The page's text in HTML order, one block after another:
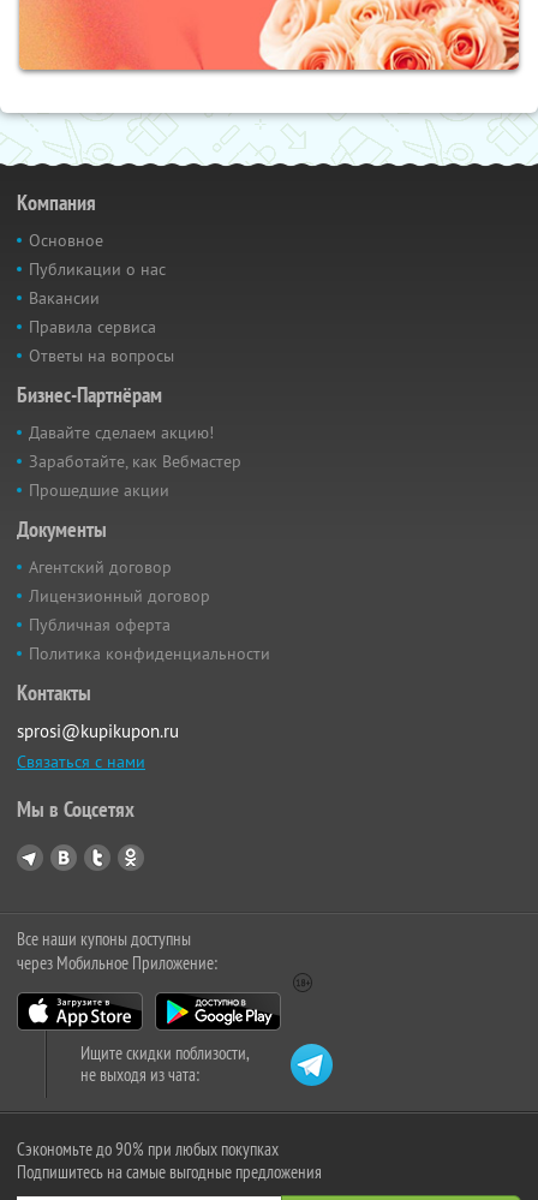
Компания
Основное
Публикации о нас
Вакансии
Правила сервиса
Ответы на вопросы
Бизнес-Партнёрам
Давайте сделаем акцию!
Заработайте, как Вебмастер
Прошедшие акции
Документы
Агентский договор
Лицензионный договор
Публичная оферта
Политика конфиденциальности
Контакты
sprosi@kupikupon.ru
Связаться с нами
Мы в Соцсетях
Все наши купоны доступны
через Мобильное Приложение:
Ищите скидки поблизости,
не выходя из чата:
Сэкономьте до 90% при любых покупках
Подпишитесь на самые выгодные предложения